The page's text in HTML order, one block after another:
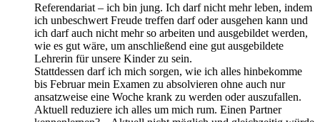
Referendariat – ich bin jung. Ich darf nicht mehr leben, indem
ich unbeschwert Freude treffen darf oder ausgehen kann und
ich darf auch nicht mehr so arbeiten und ausgebildet werden,
wie es gut wäre, um anschließend eine gut ausgebildete
Lehrerin für unsere Kinder zu sein.
Stattdessen darf ich mich sorgen, wie ich alles hinbekomme
bis Februar mein Examen zu absolvieren ohne auch nur
ansatzweise eine Woche krank zu werden oder auszufallen.
Aktuell reduziere ich alles um mich rum. Einen Partner